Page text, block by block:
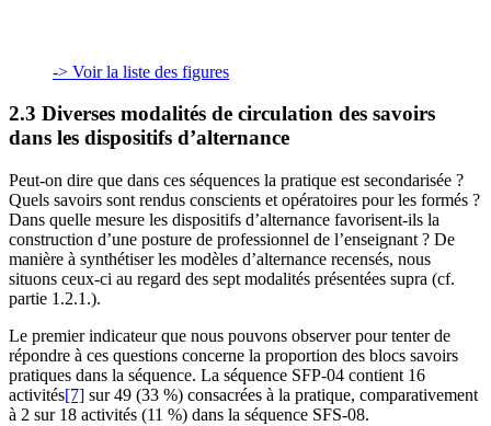
-> Voir la liste des figures
2.3 Diverses modalités de circulation des savoirs
dans les dispositifs d’alternance
Peut-on dire que dans ces séquences la pratique est secondarisée ?
Quels savoirs sont rendus conscients et opératoires pour les formés ?
Dans quelle mesure les dispositifs d’alternance favorisent-ils la
construction d’une posture de professionnel de l’enseignant ? De
manière à synthétiser les modèles d’alternance recensés, nous
situons ceux-ci au regard des sept modalités présentées supra (cf.
partie 1.2.1.).
Le premier indicateur que nous pouvons observer pour tenter de
répondre à ces questions concerne la proportion des blocs savoirs
pratiques dans la séquence. La séquence SFP-04 contient 16
activités[7] sur 49 (33 %) consacrées à la pratique, comparativement
à 2 sur 18 activités (11 %) dans la séquence SFS-08.